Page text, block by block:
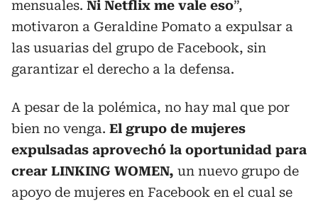
mensuales. Ni Netflix me vale eso”,
motivaron a Geraldine Pomato a expulsar a
las usuarias del grupo de Facebook, sin
garantizar el derecho a la defensa.
A pesar de la polémica, no hay mal que por
bien no venga. El grupo de mujeres
expulsadas aprovechó la oportunidad para
crear LINKING WOMEN, un nuevo grupo de
apoyo de mujeres en Facebook en el cual se